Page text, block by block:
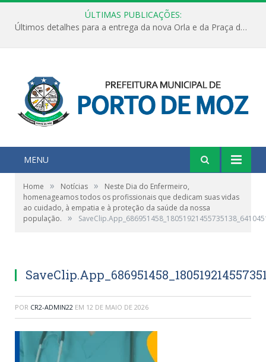
ÚLTIMAS PUBLICAÇÕES:
Últimos detalhes para a entrega da nova Orla e da Praça do Praião
MENU
Home » Notícias »
Neste Dia do Enfermeiro,
homenageamos todos os profissionais que dedicam suas vidas
ao cuidado, à empatia e à proteção da saúde da nossa
população.
»
POR CR2-ADMIN22 EM 12 DE MAIO DE 2026